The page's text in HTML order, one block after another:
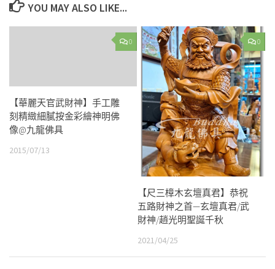
YOU MAY ALSO LIKE...
0
【華麗天官武財神】手工雕
刻精緻細膩按金彩繪神明佛
像@九龍佛具
2015/07/13
0
【尺三樟木玄壇真君】恭祝
五路財神之首—玄壇真君/武
財神/趙光明聖誕千秋
2021/04/25